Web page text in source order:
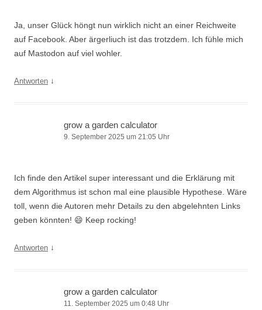
Ja, unser Glück höngt nun wirklich nicht an einer Reichweite
auf Facebook. Aber ärgerliuch ist das trotzdem. Ich fühle mich
auf Mastodon auf viel wohler.
Antworten ↓
grow a garden calculator
9. September 2025 um 21:05 Uhr
Ich finde den Artikel super interessant und die Erklärung mit
dem Algorithmus ist schon mal eine plausible Hypothese. Wäre
toll, wenn die Autoren mehr Details zu den abgelehnten Links
geben könnten! 😄 Keep rocking!
Antworten ↓
grow a garden calculator
11. September 2025 um 0:48 Uhr